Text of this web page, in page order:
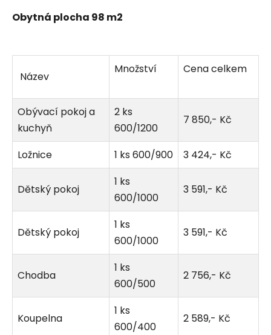
Obytná plocha 98 m2
Název
Množství Cena celkem
Obývací pokoj a
kuchyň
2 ks
600/1200
7 850,- Kč
Ložnice 1 ks 600/900 3 424,- Kč
Dětský pokoj
1 ks
600/1000
3 591,- Kč
Dětský pokoj
1 ks
600/1000
3 591,- Kč
Chodba
1 ks
600/500
2 756,- Kč
Koupelna
1 ks
600/400
2 589,- Kč